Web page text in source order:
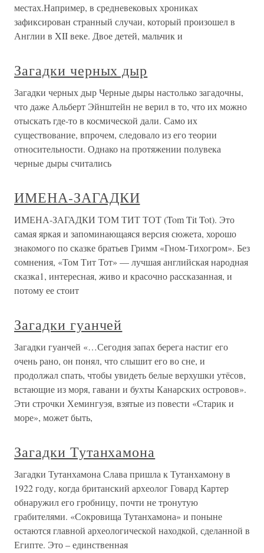
местах.Например, в средневековых хрониках
зафиксирован странный случаи, который произошел в
Англии в XII веке. Двое детей, мальчик и
Загадки черных дыр
Загадки черных дыр Черные дыры настолько загадочны,
что даже Альберт Эйнштейн не верил в то, что их можно
отыскать где-то в космической дали. Само их
существование, впрочем, следовало из его теории
относительности. Однако на протяжении полувека
черные дыры считались
ИМЕНА-ЗАГАДКИ
ИМЕНА-ЗАГАДКИ ТОМ ТИТ ТОТ (Tom Tit Tot). Это
самая яркая и запоминающаяся версия сюжета, хорошо
знакомого по сказке братьев Гримм «Гном-Тихогром». Без
сомнения, «Том Тит Тот» — лучшая английская народная
сказка1, интересная, живо и красочно рассказанная, и
потому ее стоит
Загадки гуанчей
Загадки гуанчей «…Сегодня запах берега настиг его
очень рано, он понял, что слышит его во сне, и
продолжал спать, чтобы увидеть белые верхушки утёсов,
встающие из моря, гавани и бухты Канарских островов».
Эти строчки Хемингуэя, взятые из повести «Старик и
море», может быть,
Загадки Тутанхамона
Загадки Тутанхамона Слава пришла к Тутанхамону в
1922 году, когда британский археолог Говард Картер
обнаружил его гробницу, почти не тронутую
грабителями. «Сокровища Тутанхамона» и поныне
остаются главной археологической находкой, сделанной в
Египте. Это – единственная